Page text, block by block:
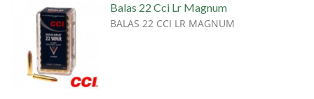
Balas 22 Cci Lr Magnum
BALAS 22 CCI LR MAGNUM